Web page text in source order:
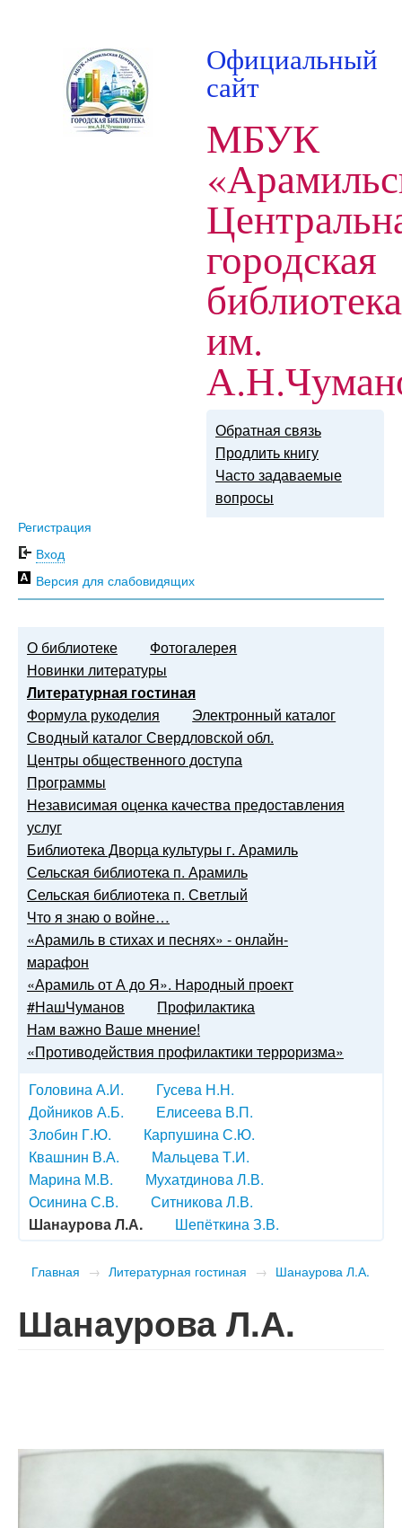
Официальный
сайт
МБУК
городская
библиотека
им.
Обратная связь
Продлить книгу
Часто задаваемые
вопросы
Регистрация
Вход
Версия для слабовидящих
О библиотеке
Фотогалерея
Новинки литературы
Литературная гостиная
Формула рукоделия
Электронный каталог
Сводный каталог Свердловской обл.
Центры общественного доступа
Программы
Независимая оценка качества предоставления
услуг
Библиотека Дворца культуры г. Арамиль
Сельская библиотека п. Арамиль
Сельская библиотека п. Светлый
Что я знаю о войне…
«Арамиль в стихах и песнях» - онлайн-
марафон
«Арамиль от А до Я». Народный проект
#НашЧуманов
Профилактика
Нам важно Ваше мнение!
«Противодействия профилактики терроризма»
Головина А.И.
Гусева Н.Н.
Дойников А.Б.
Елисеева В.П.
Злобин Г.Ю.
Карпушина С.Ю.
Квашнин В.А.
Мальцева Т.И.
Марина М.В.
Мухатдинова Л.В.
Осинина С.В.
Ситникова Л.В.
Шанаурова Л.А.
Шепёткина З.В.
Главная → Литературная гостиная → Шанаурова Л.А.
Шанаурова Л.А.